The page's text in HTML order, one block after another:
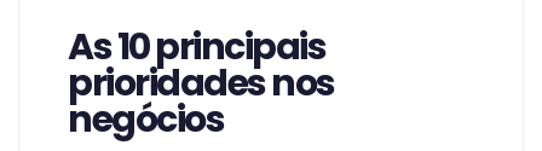
As 10 principais
prioridades nos
negócios